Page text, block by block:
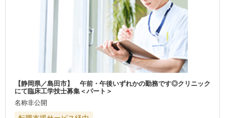
【静岡県／島田市】 午前・午後いずれかの勤務です◎クリニック
にて臨床工学技士募集＜パート＞
名称非公開